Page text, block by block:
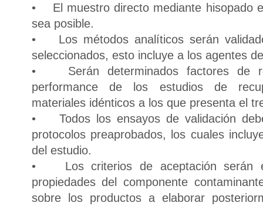
• El muestro directo mediante hisopado
sea posible.
• Los métodos analíticos serán
seleccionados, esto incluye a los agentes
• Serán determinados factores de
performance de los estudios de
materiales idénticos a los que presenta el
• Todos los ensayos de validación
protocolos preaprobados, los cuales
del estudio.
• Los criterios de aceptación serán
propiedades del componente
sobre los productos a elaborar